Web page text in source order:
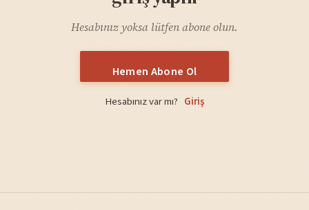
Hesabınız yoksa lütfen abone olun.
Hemen Abone Ol
Hesabınız var mı? Giriş